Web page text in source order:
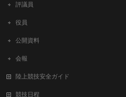
評議員
役員
公開資料
会報
陸上競技安全ガイド
競技日程